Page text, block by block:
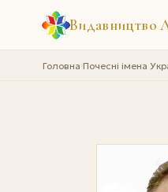
Видавництво
Головна›Почесні імена